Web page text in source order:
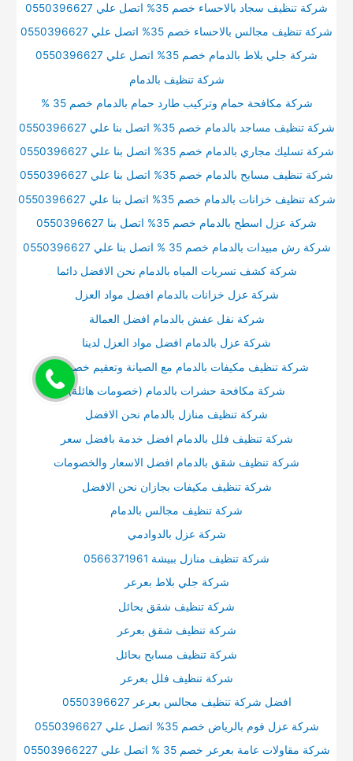
شركة تنظيف سجاد بالاحساء خصم 35% اتصل علي 0550396627
شركة تنظيف مجالس بالاحساء خصم 35% اتصل علي 0550396627
شركة جلي بلاط بالدمام خصم 35% اتصل علي 0550396627
شركة تنظيف بالدمام
شركة مكافحة حمام وتركيب طارد حمام بالدمام خصم 35 %
شركة تنظيف مساجد بالدمام خصم 35% اتصل بنا علي 0550396627
شركة تسليك مجاري بالدمام خصم 35% اتصل بنا علي 0550396627
شركة تنظيف مسابح بالدمام خصم 35% اتصل بنا علي 0550396627
شركة تنظيف خزانات بالدمام خصم 35% اتصل بنا علي 0550396627
شركة عزل اسطح بالدمام خصم 35% اتصل بنا 0550396627
شركة رش مبيدات بالدمام خصم 35 % اتصل بنا علي 0550396627
شركة كشف تسربات المياه بالدمام نحن الافضل دائما
شركة عزل خزانات بالدمام افضل مواد العزل
شركة نقل عفش بالدمام افضل العمالة
شركة عزل بالدمام افضل مواد العزل لدينا
شركة تنظيف مكيفات بالدمام مع الصيانة وتعقيم خصم35%
شركة مكافحة حشرات بالدمام (خصومات هائلة)
شركة تنظيف منازل بالدمام نحن الافضل
شركة تنظيف فلل بالدمام افضل خدمة بافضل سعر
شركة تنظيف شقق بالدمام افضل الاسعار والخصومات
شركة تنظيف مكيفات بجازان نحن الافضل
شركة تنظيف مجالس بالدمام
شركة عزل بالدوادمي
شركة تنظيف منازل ببيشة 0566371961
شركة جلي بلاط بعرعر
شركة تنظيف شقق بحائل
شركة تنظيف شقق بعرعر
شركة تنظيف مسابح بحائل
شركة تنظيف فلل بعرعر
افضل شركة تنظيف مجالس بعرعر 0550396627
شركة عزل فوم بالرياض خصم 35% اتصل علي 0550396627
شركة مقاولات عامة بعرعر خصم 35 % اتصل علي 05503966227